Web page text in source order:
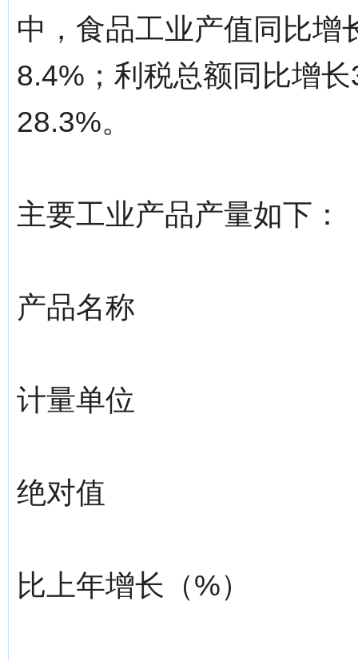
中，食品工业产值同比增
8.4%；利税总额同比增
28.3%。
主要工业产品产量如下：
产品名称
计量单位
绝对值
比上年增长（%）